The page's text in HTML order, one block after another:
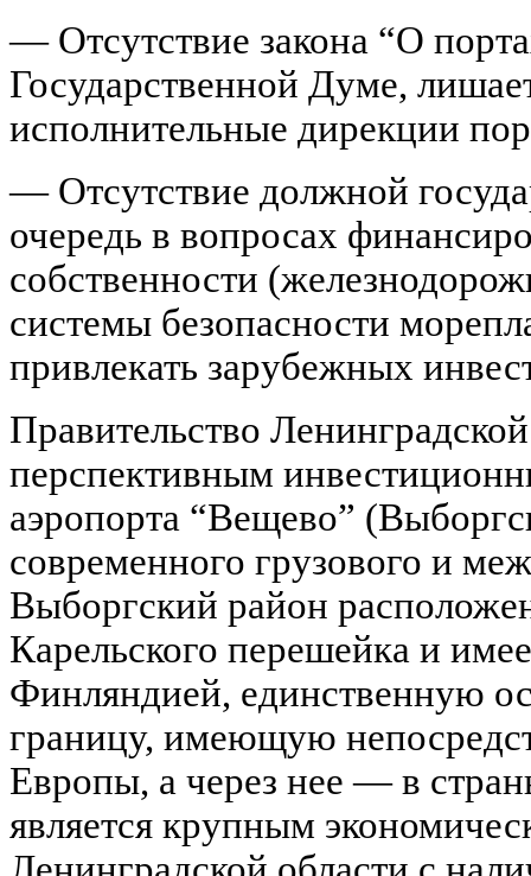
— Отсутствие закона “О
Государственной Думе,
исполнительные дирекции
— Отсутствие должной
очередь в вопросах
собственности
системы безопасности
привлекать зарубежных
Правительство
перспективным
аэропорта “Вещево”
современного грузового и
Выборгский район
Карельского перешейка и
Финляндией, единственную
границу, имеющую
Европы, а через нее — в
является крупным